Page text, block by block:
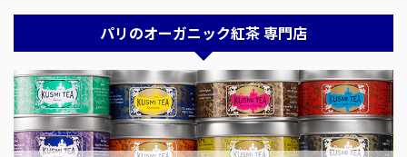
パリのオーガニック紅茶 専門店